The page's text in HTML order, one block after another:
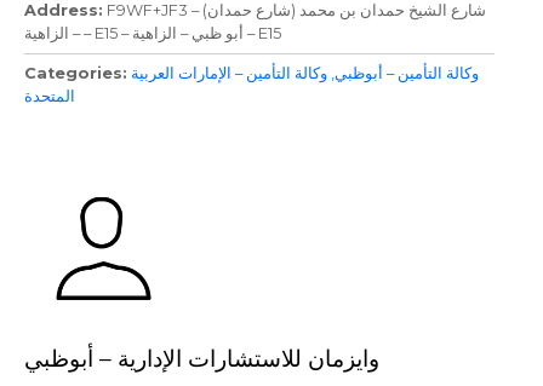
Address F9WF+JF3 – شارع الشيخ حمدان بن محمد (شارع حمدان)
– الزاهية – E15 – أبو ظبي – الزاهية – E15
Categories وكالة التأمين – أبوظبي وكالة التأمين – الإمارات العربية
المتحدة
وايزمان للاستشارات الإدارية – أبوظبي